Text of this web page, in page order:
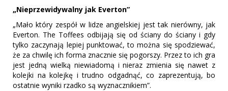
„Nieprzewidywalny jak Everton”
„Mało który zespół w lidze angielskiej jest tak nierówny, jak
Everton. The Toffees odbijają się od ściany do ściany i gdy
tylko zaczynają lepiej punktować, to można się spodziewać,
że za chwilę ich forma znacznie się pogorszy. Przez to ich gra
jest jedną wielką niewiadomą i nieraz zmienia się nawet z
kolejki na kolejkę i trudno odgadnąć, co zaprezentują, bo
ostatnie wyniki rzadko są wyznacznikiem”.